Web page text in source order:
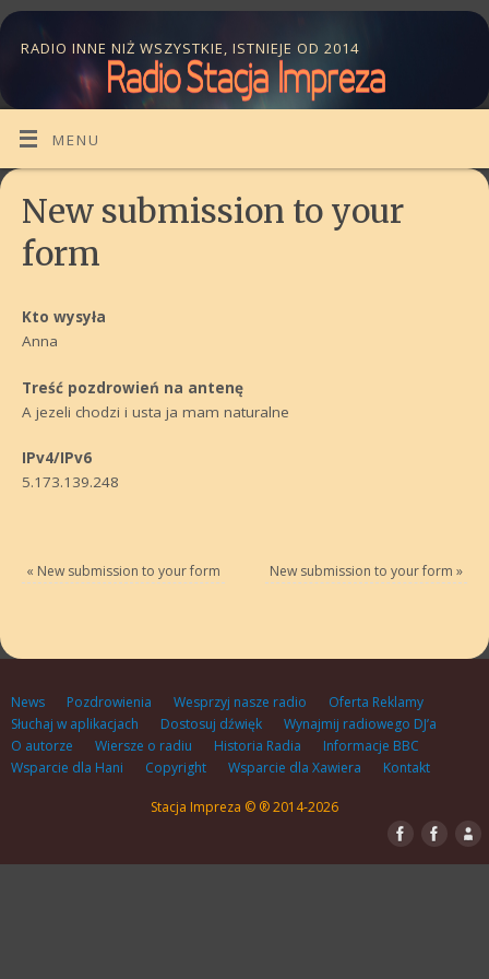
RADIO INNE NIŻ WSZYSTKIE, ISTNIEJE OD 2014
MENU
New submission to your
form
Kto wysyła
Anna
Treść pozdrowień na antenę
A jezeli chodzi i usta ja mam naturalne
IPv4/IPv6
5.173.139.248
« New submission to your form New submission to your form »
News Pozdrowienia Wesprzyj nasze radio
Oferta Reklamy
Słuchaj w aplikacjach
Dostosuj dźwięk
Wynajmij radiowego DJ’a
O autorze
Wiersze o radiu Historia Radia
Informacje BBC
Wsparcie dla Hani
Copyright Wsparcie dla Xawiera Kontakt
Stacja Impreza © ® 2014-2026